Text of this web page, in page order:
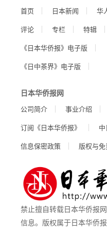
首页 日本新闻 华
评论
专栏 特辑
《日本华侨报》电子版
《日中茶界》电子版
日本华侨报网
公司简介 事业介绍
订阅《日本华侨报》
信息保密政策
版权与
禁止擅自转载日本华侨报
信息。版权属于日本华侨